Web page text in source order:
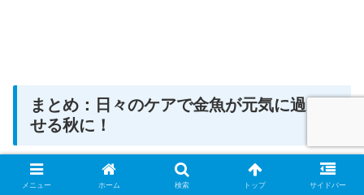
まとめ：日々のケアで金魚が元気に過ご
せる秋に！
メニュー ホーム 検索 トップ サイドバー